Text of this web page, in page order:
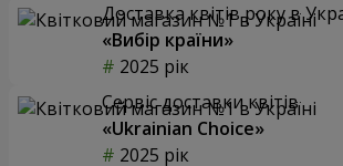
Доставка квітів року в
«Вибір країни»
2025 рік
Сервіс доставки квітів
«Ukrainian Choice»
2025 рік